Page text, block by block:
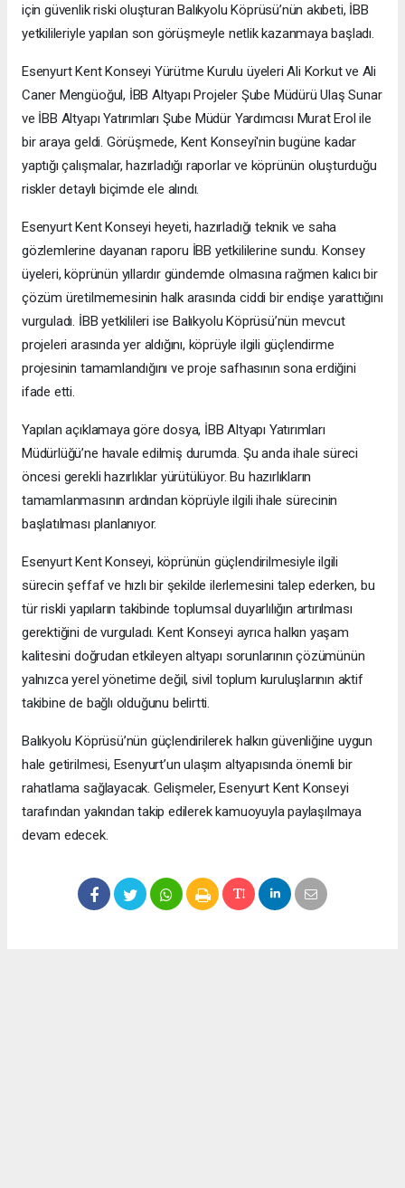
için güvenlik riski oluşturan Balıkyolu Köprüsü’nün akıbeti, İBB
yetkilileriyle yapılan son görüşmeyle netlik kazanmaya başladı.
Esenyurt Kent Konseyi Yürütme Kurulu üyeleri Ali Korkut ve Ali
Caner Mengüoğul, İBB Altyapı Projeler Şube Müdürü Ulaş Sunar
ve İBB Altyapı Yatırımları Şube Müdür Yardımcısı Murat Erol ile
bir araya geldi. Görüşmede, Kent Konseyi'nin bugüne kadar
yaptığı çalışmalar, hazırladığı raporlar ve köprünün oluşturduğu
riskler detaylı biçimde ele alındı.
Esenyurt Kent Konseyi heyeti, hazırladığı teknik ve saha
gözlemlerine dayanan raporu İBB yetkililerine sundu. Konsey
üyeleri, köprünün yıllardır gündemde olmasına rağmen kalıcı bir
çözüm üretilmemesinin halk arasında ciddi bir endişe yarattığını
vurguladı. İBB yetkilileri ise Balıkyolu Köprüsü’nün mevcut
projeleri arasında yer aldığını, köprüyle ilgili güçlendirme
projesinin tamamlandığını ve proje safhasının sona erdiğini
ifade etti.
Yapılan açıklamaya göre dosya, İBB Altyapı Yatırımları
Müdürlüğü’ne havale edilmiş durumda. Şu anda ihale süreci
öncesi gerekli hazırlıklar yürütülüyor. Bu hazırlıkların
tamamlanmasının ardından köprüyle ilgili ihale sürecinin
başlatılması planlanıyor.
Esenyurt Kent Konseyi, köprünün güçlendirilmesiyle ilgili
sürecin şeffaf ve hızlı bir şekilde ilerlemesini talep ederken, bu
tür riskli yapıların takibinde toplumsal duyarlılığın artırılması
gerektiğini de vurguladı. Kent Konseyi ayrıca halkın yaşam
kalitesini doğrudan etkileyen altyapı sorunlarının çözümünün
yalnızca yerel yönetime değil, sivil toplum kuruluşlarının aktif
takibine de bağlı olduğunu belirtti.
Balıkyolu Köprüsü’nün güçlendirilerek halkın güvenliğine uygun
hale getirilmesi, Esenyurt’un ulaşım altyapısında önemli bir
rahatlama sağlayacak. Gelişmeler, Esenyurt Kent Konseyi
tarafından yakından takip edilerek kamuoyuyla paylaşılmaya
devam edecek.